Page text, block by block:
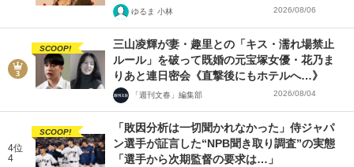
ゆるま 小林 2026/08/06
SCOOP!
三山凌輝が妻・趣里との「キス・濡れ場禁止
ルール」を破って既婚の元宝塚女優・花乃ま
りあと連日密会《直撃後にもホテルへ…》
「週刊文春」編集部 2026/08/04
4位
4
SCOOP!
「敗因分析は一切聞かれなかった」侍ジャパ
ン選手が証言した“NPB聞き取り調査”の実態
「選手から次期監督の要求は…」